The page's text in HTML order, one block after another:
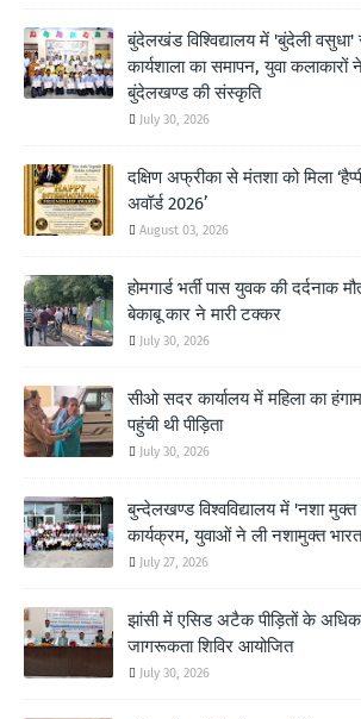
बुंदेलखंड विश्विद्यालय में 'बुंदेली वसुधा'
कार्यशाला का समापन, युवा
बुंदेलखण्ड की संस्कृति
July 30, 2026
दक्षिण अफ्रीका से मंतशा को मिला
अवॉर्ड 2026’
August 03, 2026
होमगार्ड भर्ती पास युवक की दर्दनाक
बेकाबू कार ने मारी टक्कर
July 30, 2026
सीओ सदर कार्यालय में महिला का
पहुंची थी पीड़िता
July 30, 2026
बुन्देलखण्ड विश्वविद्यालय में 'नशा
कार्यक्रम, युवाओं ने ली नशामुक्त
July 27, 2026
झांसी में एसिड अटैक पीड़ितों के
जागरूकता शिविर आयोजित
July 30, 2026